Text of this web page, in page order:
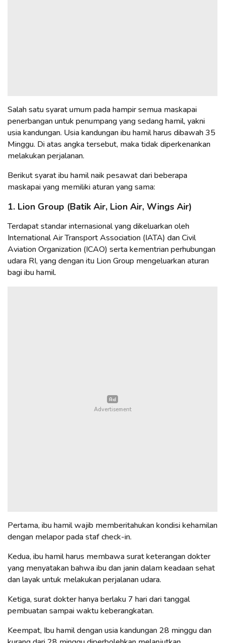
Salah satu syarat umum pada hampir semua maskapai
penerbangan untuk penumpang yang sedang hamil, yakni
usia kandungan. Usia kandungan ibu hamil harus dibawah 35
Minggu. Di atas angka tersebut, maka tidak diperkenankan
melakukan perjalanan.
Berikut syarat ibu hamil naik pesawat dari beberapa
maskapai yang memiliki aturan yang sama:
1. Lion Group (Batik Air, Lion Air, Wings Air)
Terdapat standar internasional yang dikeluarkan oleh
International Air Transport Association (IATA) dan Civil
Aviation Organization (ICAO) serta kementrian perhubungan
udara RI, yang dengan itu Lion Group mengeluarkan aturan
bagi ibu hamil.
Pertama, ibu hamil wajib memberitahukan kondisi kehamilan
dengan melapor pada staf check-in.
Kedua, ibu hamil harus membawa surat keterangan dokter
yang menyatakan bahwa ibu dan janin dalam keadaan sehat
dan layak untuk melakukan perjalanan udara.
Ketiga, surat dokter hanya berlaku 7 hari dari tanggal
pembuatan sampai waktu keberangkatan.
Keempat, Ibu hamil dengan usia kandungan 28 minggu dan